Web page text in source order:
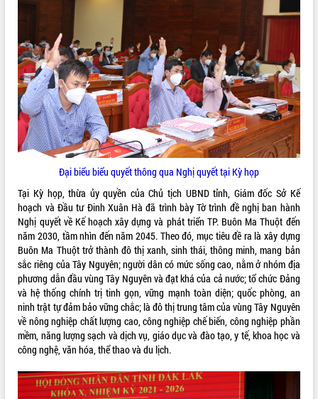
VĂN BẢN HĐND TỈNH
ĐIỂM TIN VĂN BẢN
QUY HOẠCH - KẾ HOẠCH
Loading the player...
Đại biểu biểu quyết thông qua Nghị quyết tại Kỳ họp
Tại Kỳ họp, thừa ủy quyền của Chủ tịch UBND tỉnh, Giám đốc Sở Kế
hoạch và Đầu tư Đinh Xuân Hà đã trình bày Tờ trình đề nghị ban hành
Nghị quyết về Kế hoạch xây dựng và phát triển TP. Buôn Ma Thuột đến
năm 2030, tầm nhìn đến năm 2045. Theo đó, mục tiêu đề ra là xây dựng
Buôn Ma Thuột trở thành đô thị xanh, sinh thái, thông minh, mang bản
sắc riêng của Tây Nguyên; người dân có mức sống cao, nằm ở nhóm địa
phương dẫn đầu vùng Tây Nguyên và đạt khá của cả nước; tổ chức Đảng
và hệ thống chính trị tinh gọn, vững mạnh toàn diện; quốc phòng, an
ninh trật tự đảm bảo vững chắc; là đô thị trung tâm của vùng Tây Nguyên
về nông nghiệp chất lượng cao, công nghiệp chế biến, công nghiệp phần
mềm, năng lượng sạch và dịch vụ, giáo dục và đào tạo, y tế, khoa học và
công nghệ, văn hóa, thể thao và du lịch.